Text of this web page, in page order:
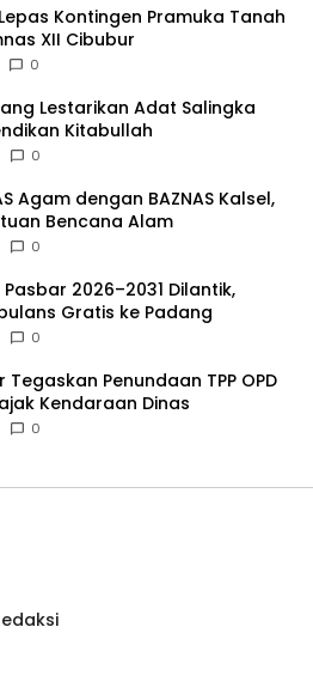
Kontingen Pramuka Tanah
XII Cibubur
0
Lestarikan Adat Salingka
Kitabullah
0
Agam dengan BAZNAS Kalsel,
Bencana Alam
0
Pasbar 2026–2031 Dilantik,
Gratis ke Padang
0
Tegaskan Penundaan TPP OPD
Kendaraan Dinas
0